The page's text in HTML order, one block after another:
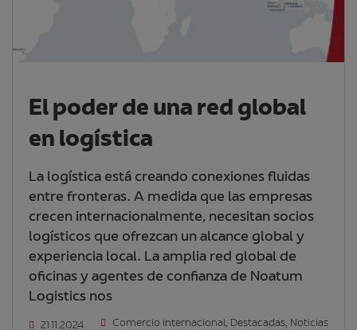
El poder de una red global
en logística
La logística está creando conexiones fluidas
entre fronteras. A medida que las empresas
crecen internacionalmente, necesitan socios
logísticos que ofrezcan un alcance global y
experiencia local. La amplia red global de
oficinas y agentes de confianza de Noatum
Logistics nos
21.11.2024 Comercio internacional, Destacadas, Noticias